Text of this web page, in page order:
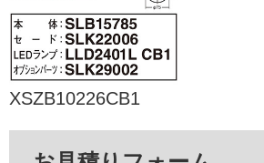
XSZB10226CB1